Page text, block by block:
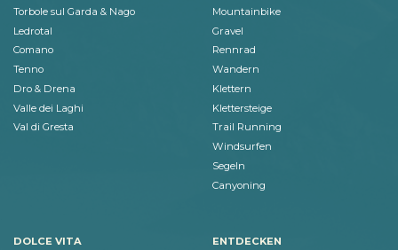
Torbole sul Garda & Nago
Ledrotal
Comano
Tenno
Dro & Drena
Valle dei Laghi
Val di Gresta
Mountainbike
Gravel
Rennrad
Wandern
Klettern
Klettersteige
Trail Running
Windsurfen
Segeln
Canyoning
DOLCE VITA ENTDECKEN